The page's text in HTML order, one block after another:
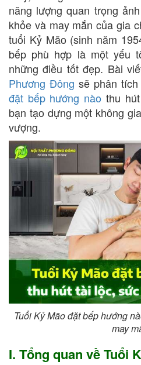
năng lượng quan trọng
khỏe và may mắn của gia
tuổi Kỷ Mão (sinh năm
bếp phù hợp là một yếu
những điều tốt đẹp. Bài
Phương Đông sẽ phân
đặt bếp hướng nào thu
bạn tạo dựng một không
vượng.
Tuổi Kỷ Mão đặt bếp hướng
may
I. Tổng quan về Tuổi